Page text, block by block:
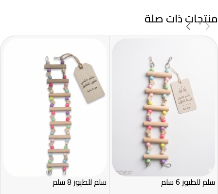
منتجات ذات صلة
سلم للطيور 6 سلم
سلم للطيور 8 سلم